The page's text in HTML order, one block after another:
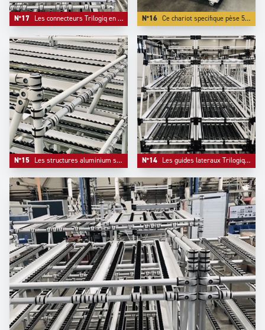
N°17 Les connecteurs Trilogiq en matériaux composites ne marquent pas les tubes et apportent rigidité, légèreté et réglage aisé. N°16 Ce chariot specifique pèse 50 % de moins que son équivalent en acier. IL bénéficie d'une modularité bien supérieure.
N°15 Les structures aluminium sont de plus en plus appréciés pour leur elegance et leur légèreté. N°14 Les guides lateraux Trilogiq permettent une descente fluide des emballages le long de la structure.